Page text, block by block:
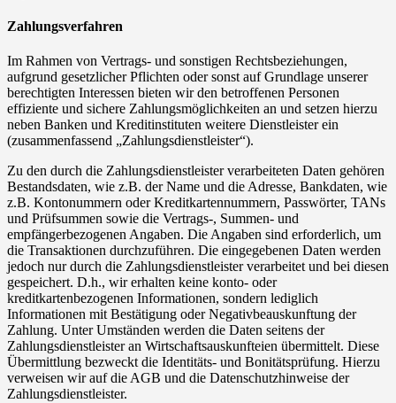
Zahlungsverfahren
Im Rahmen von Vertrags- und sonstigen Rechtsbeziehungen,
aufgrund gesetzlicher Pflichten oder sonst auf Grundlage unserer
berechtigten Interessen bieten wir den betroffenen Personen
effiziente und sichere Zahlungsmöglichkeiten an und setzen hierzu
neben Banken und Kreditinstituten weitere Dienstleister ein
(zusammenfassend „Zahlungsdienstleister“).
Zu den durch die Zahlungsdienstleister verarbeiteten Daten gehören
Bestandsdaten, wie z.B. der Name und die Adresse, Bankdaten, wie
z.B. Kontonummern oder Kreditkartennummern, Passwörter, TANs
und Prüfsummen sowie die Vertrags-, Summen- und
empfängerbezogenen Angaben. Die Angaben sind erforderlich, um
die Transaktionen durchzuführen. Die eingegebenen Daten werden
jedoch nur durch die Zahlungsdienstleister verarbeitet und bei diesen
gespeichert. D.h., wir erhalten keine konto- oder
kreditkartenbezogenen Informationen, sondern lediglich
Informationen mit Bestätigung oder Negativbeauskunftung der
Zahlung. Unter Umständen werden die Daten seitens der
Zahlungsdienstleister an Wirtschaftsauskunfteien übermittelt. Diese
Übermittlung bezweckt die Identitäts- und Bonitätsprüfung. Hierzu
verweisen wir auf die AGB und die Datenschutzhinweise der
Zahlungsdienstleister.